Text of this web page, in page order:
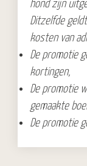
hond zijn
Ditzelfde
kosten van
De promotie
kortingen,
De promotie
gemaakte
De promotie